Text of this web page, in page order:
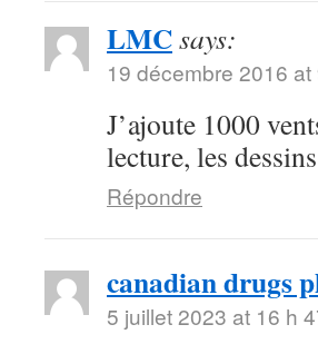
LMCsays:
19 décembre 2016 at
J’ajoute 1000
lecture, les
Répondre
canadian drugs
5 juillet 2023 at 16 h